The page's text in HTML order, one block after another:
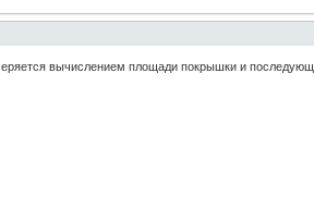
вычислением площади покрышки и